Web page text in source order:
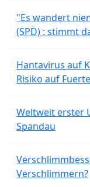
"Es wandert
(SPD) : stimmt
Hantavirus auf
Risiko auf
Weltweit erster
Spandau
Verschlimmern?